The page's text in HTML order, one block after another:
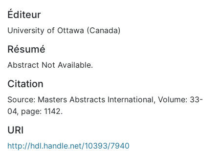
Éditeur
University of Ottawa (Canada)
Résumé
Abstract Not Available.
Citation
Source: Masters Abstracts International, Volume: 33-
04, page: 1142.
URI
http://hdl.handle.net/10393/7940